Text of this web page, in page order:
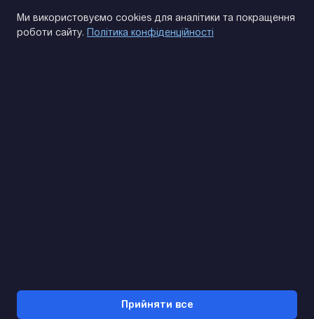
Ми використовуємо cookies для аналітики та покращення
роботи сайту. Політика конфіденційності
Прийняти все